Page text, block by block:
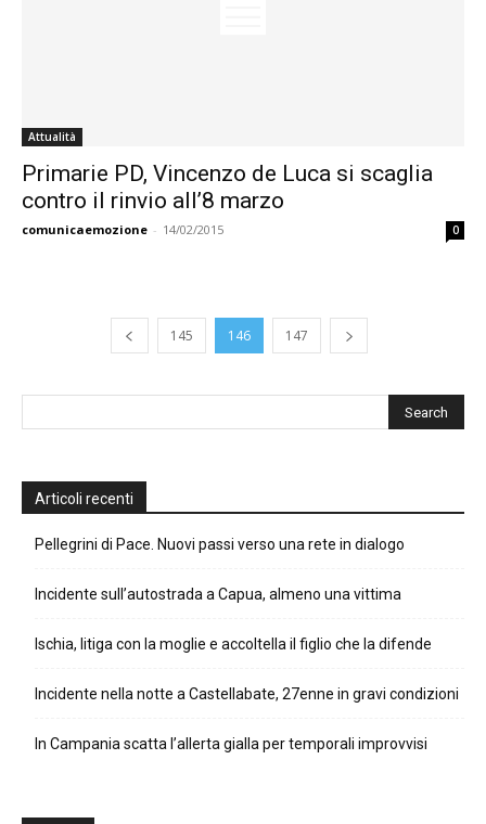
Attualità
Primarie PD, Vincenzo de Luca si scaglia
contro il rinvio all’8 marzo
comunicaemozione - 14/02/2015 0
145 146 147
Articoli recenti
Pellegrini di Pace. Nuovi passi verso una rete in dialogo
Incidente sull’autostrada a Capua, almeno una vittima
Ischia, litiga con la moglie e accoltella il figlio che la difende
Incidente nella notte a Castellabate, 27enne in gravi condizioni
In Campania scatta l’allerta gialla per temporali improvvisi